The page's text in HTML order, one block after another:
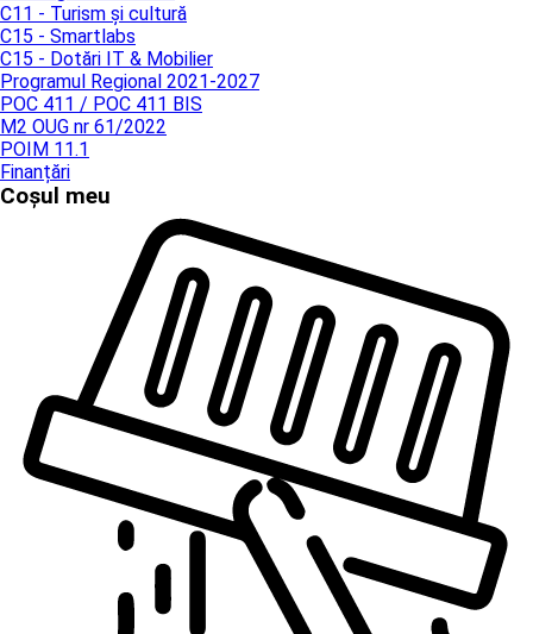
C11 - Turism și cultură
C15 - Smartlabs
C15 - Dotări IT & Mobilier
Programul Regional 2021-2027
POC 411 / POC 411 BIS
M2 OUG nr 61/2022
POIM 11.1
Finanțări
Coșul meu